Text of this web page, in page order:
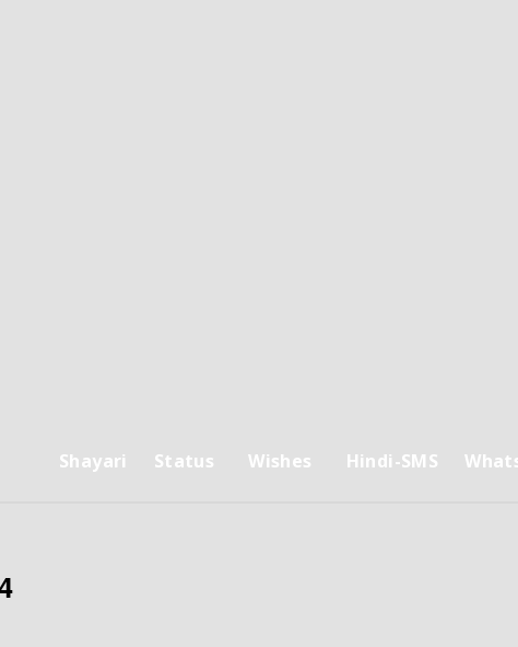
Shayari Status Wishes Hindi-SMS